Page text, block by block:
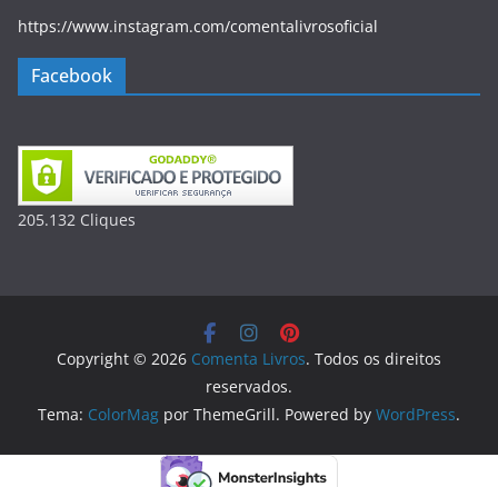
https://www.instagram.com/comentalivrosoficial
Facebook
205.132 Cliques
Copyright © 2026 Comenta Livros. Todos os direitos
reservados.
Tema: ColorMag por ThemeGrill. Powered by WordPress.